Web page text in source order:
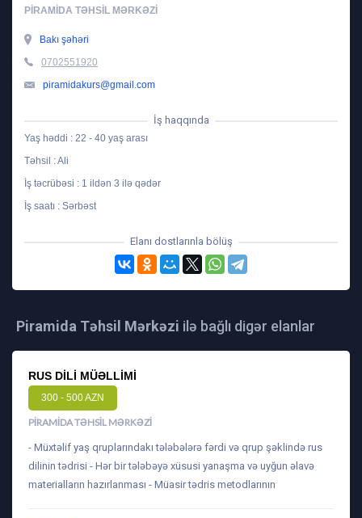
PIRAMIDA TƏHSIL MƏRKƏZI
Bakı şəhəri
0702551920
piramidakurs@gmail.com
İş haqqında
Yaş həddi : 22 - 40 yaş arası
Təhsil : Ali
İş təcrübəsi : 1 ildən 3 ilə qədər
İş saatı : Sərbəst
Elanı dostlarınla bölüş
Piramida Təhsil Mərkəzi ilə bağlı digər elanlar
RUS DILI MÜƏLLIMI
300 - 500 AZN
PIRAMIDA TƏHSIL MƏRKƏZI
- Müxtəlif yaş qruplarındakı tələbələrə fərdi və qrup şəklində rus
dilinin tədrisi - Hər bir tələbəyə xüsusi yanaşma və uyğun əlavə
materialların hazırlanması - Müasir tədris metodlarının